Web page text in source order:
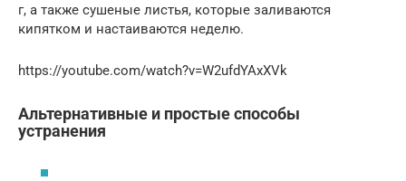
г, а также сушеные листья, которые заливаются
кипятком и настаиваются неделю.
https://youtube.com/watch?v=W2ufdYAxXVk
Альтернативные и простые способы
устранения